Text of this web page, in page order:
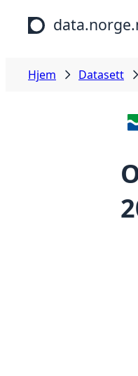
Hopp til hovedinnhold
Hjem Datasett